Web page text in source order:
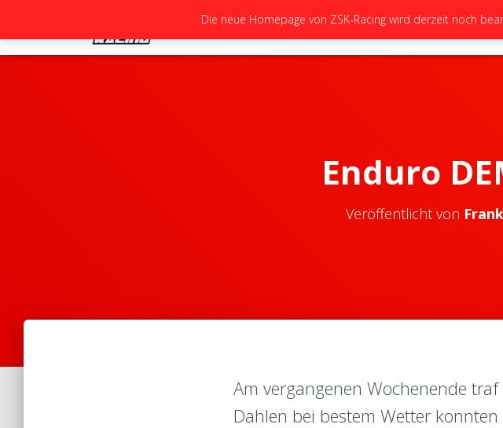
STARTSEITE
Enduro
Veröffentlicht von
Am vergangenen Wochenende
Dahlen bei bestem Wetter
Die neue Homepage von ZSK-Racing wird derzeit noch